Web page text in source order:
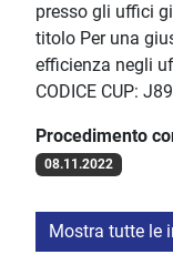
presso gli uffici
titolo Per una
efficienza negli
CODICE CUP:
Procedimento
08.11.2022
Mostra tutte le